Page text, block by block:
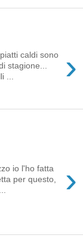
›
caldi sono
stagione...
...
›
io l'ho fatta
per questo,